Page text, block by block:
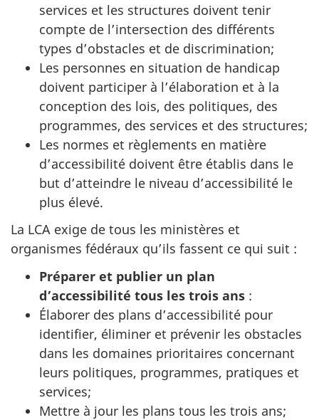
services et les structures doivent tenir
compte de l’intersection des différents
types d’obstacles et de discrimination;
Les personnes en situation de handicap
doivent participer à l’élaboration et à la
conception des lois, des politiques, des
programmes, des services et des structures;
Les normes et règlements en matière
d’accessibilité doivent être établis dans le
but d’atteindre le niveau d’accessibilité le
plus élevé.
La LCA exige de tous les ministères et
organismes fédéraux qu’ils fassent ce qui suit :
Préparer et publier un plan
d’accessibilité tous les trois ans :
Élaborer des plans d’accessibilité pour
identifier, éliminer et prévenir les obstacles
dans les domaines prioritaires concernant
leurs politiques, programmes, pratiques et
services;
Mettre à jour les plans tous les trois ans;